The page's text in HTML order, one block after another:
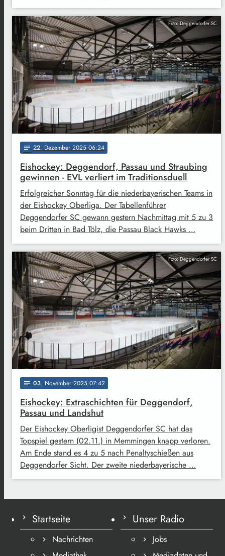
Foto: Deggendorfer SC
notes 22. Dezember 2025 06:24
Eishockey: Deggendorf, Passau und Straubing
gewinnen - EVL verliert im Traditionsduell
Erfolgreicher Sonntag für die niederbayerischen Teams in
der Eishockey Oberliga. Der Tabellenführer
Deggendorfer SC gewann gestern Nachmittag mit 5 zu 3
beim Dritten in Bad Tölz, die Passau Black Hawks …
Foto: Deggendorfer SC
notes 03. November 2025 07:42
Eishockey: Extraschichten für Deggendorf,
Passau und Landshut
Der Eishockey Oberligist Deggendorfer SC hat das
Topspiel gestern (02.11.) in Memmingen knapp verloren.
Am Ende stand es 4 zu 5 nach Penaltyschießen aus
Deggendorfer Sicht. Der zweite niederbayerische …
Startseite
Nachrichten
Unser Radio
Jobs